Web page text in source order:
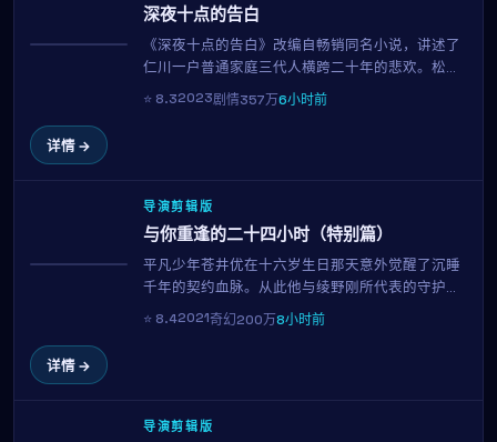
深夜十点的告白
《深夜十点的告白》改编自畅销同名小说，讲述了
仁川一户普通家庭三代人横跨二十年的悲欢。松坂
桃李、北川景子、李钟硕三位实力派演员贡献了教
科书级表演。林常树用平实的镜头记录时代变迁中
⭐ 8.32023剧情357万6小时前
详情 →
导演剪辑版
与你重逢的二十四小时（特别篇）
平凡少年苍井优在十六岁生日那天意外觉醒了沉睡
千年的契约血脉。从此他与绫野刚所代表的守护者
一同踏上寻找"九界之钥"的旅程。罗泓轸打造的奇
幻世界宏大而细腻，是2021年最具想象力的银幕之
⭐ 8.42021奇幻200万8小时前
详情 →
导演剪辑版